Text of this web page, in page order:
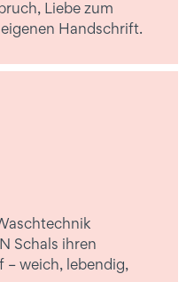
Liebe zum
Handschrift.
Schals ihren
– weich, lebendig,